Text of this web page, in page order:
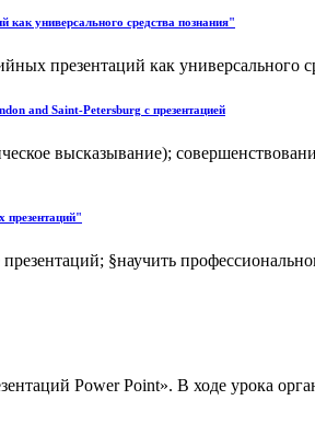
как универсального средства познания"
презентаций как
and Saint-Petersburg c презентацией
высказывание);
презентаций"
§научить
Power Point». В ходе урока